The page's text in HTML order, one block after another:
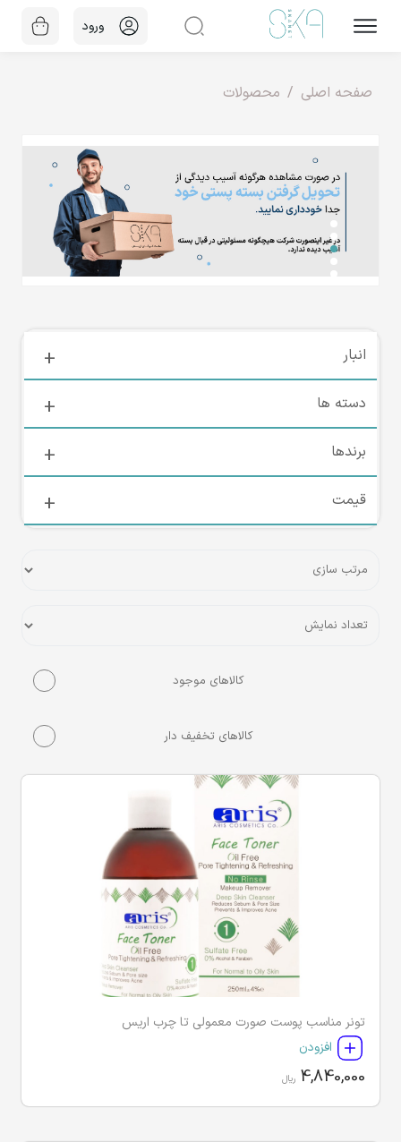
ورود
صفحه اصلی محصولات
انبار
دسته ها
برندها
قیمت
کالاهای موجود
کالاهای تخفیف دار
تونر مناسب پوست صورت معمولی تا چرب اریس
افزودن
4,840,000 ریال